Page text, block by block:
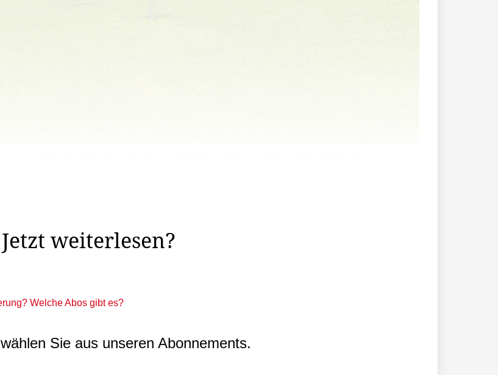
Jetzt weiterlesen?
Welche Abos gibt es?
Sie aus unseren Abonnements.